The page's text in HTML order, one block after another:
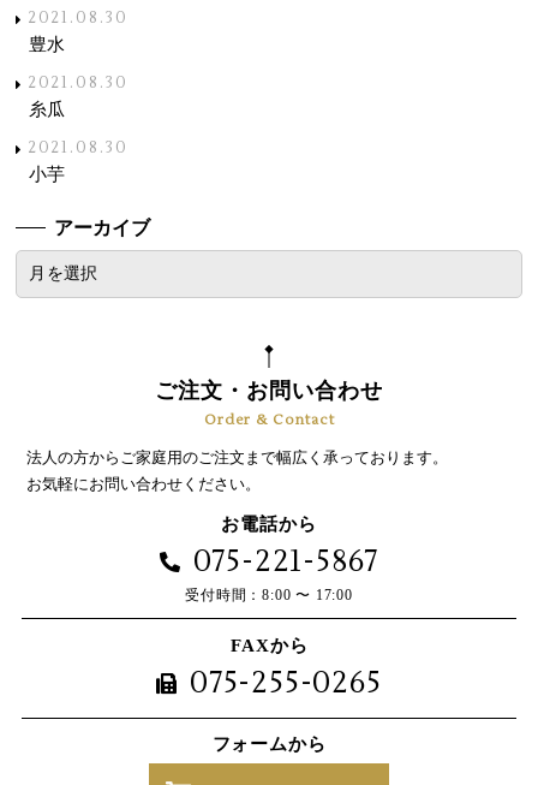
2021.08.30
豊水
2021.08.30
糸瓜
2021.08.30
小芋
アーカイブ
ご注文・お問い合わせ
Order & Contact
法人の方からご家庭用のご注文まで幅広く承っております。
お気軽にお問い合わせください。
お電話から
075-221-5867
受付時間：8:00 〜 17:00
FAXから
075-255-0265
フォームから